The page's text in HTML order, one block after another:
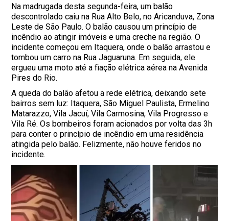
Na madrugada desta segunda-feira, um balão
descontrolado caiu na Rua Alto Belo, no Aricanduva, Zona
Leste de São Paulo. O balão causou um princípio de
incêndio ao atingir imóveis e uma creche na região. O
incidente começou em Itaquera, onde o balão arrastou e
tombou um carro na Rua Jaguaruna. Em seguida, ele
ergueu uma moto até a fiação elétrica aérea na Avenida
Pires do Rio.
A queda do balão afetou a rede elétrica, deixando sete
bairros sem luz: Itaquera, São Miguel Paulista, Ermelino
Matarazzo, Vila Jacuí, Vila Carmosina, Vila Progresso e
Vila Ré. Os bombeiros foram acionados por volta das 3h
para conter o princípio de incêndio em uma residência
atingida pelo balão. Felizmente, não houve feridos no
incidente.